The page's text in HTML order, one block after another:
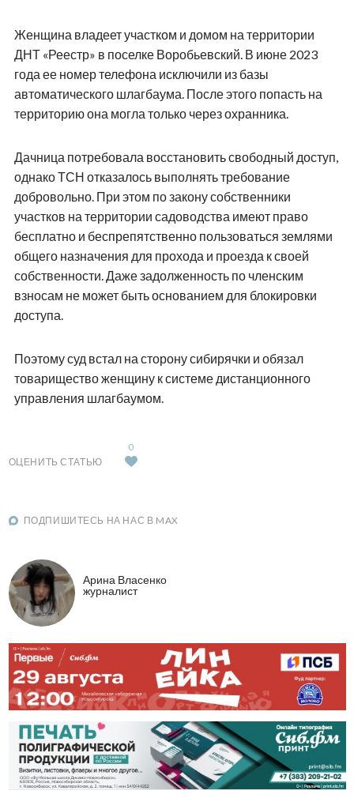
Женщина владеет участком и домом на территории
ДНТ «Реестр» в поселке Воробьевский. В июне 2023
года ее номер телефона исключили из базы
автоматического шлагбаума. После этого попасть на
территорию она могла только через охранника.
Дачница потребовала восстановить свободный доступ,
однако ТСН отказалось выполнять требование
добровольно. При этом по закону собственники
участков на территории садоводства имеют право
бесплатно и беспрепятственно пользоваться землями
общего назначения для прохода и проезда к своей
собственности. Даже задолженность по членским
взносам не может быть основанием для блокировки
доступа.
Поэтому суд встал на сторону сибирячки и обязал
товарищество женщину к системе дистанционного
управления шлагбаумом.
ОЦЕНИТЬ СТАТЬЮ
0
ПОДПИШИТЕСЬ НА НАС В MAX
Арина Власенко
журналист